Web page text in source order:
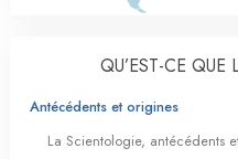
QU’EST-CE
Antécédents et origines
La Scientologie, antécédents